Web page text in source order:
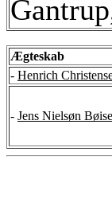
Ægteskab
- Henrich
- Jens Nielsøn